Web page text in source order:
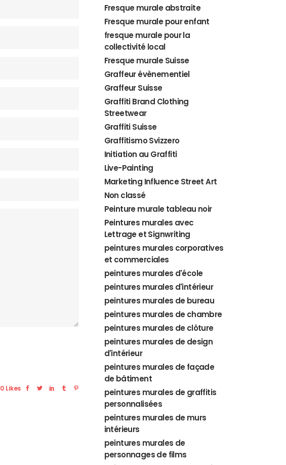
0 Likes
Fresque murale abstraite
Fresque murale pour enfant
fresque murale pour la
collectivité local
Fresque murale Suisse
Graffeur évènementiel
Graffeur Suisse
Graffiti Brand Clothing
Streetwear
Graffiti Suisse
Graffitismo Svizzero
Initiation au Graffiti
Live-Painting
Marketing Influence Street Art
Non classé
Peinture murale tableau noir
Peintures murales avec
Lettrage et Signwriting
peintures murales corporatives
et commerciales
peintures murales d'école
peintures murales d'intérieur
peintures murales de bureau
peintures murales de chambre
peintures murales de clôture
peintures murales de design
d'intérieur
peintures murales de façade
de bâtiment
peintures murales de graffitis
personnalisées
peintures murales de murs
intérieurs
peintures murales de
personnages de films